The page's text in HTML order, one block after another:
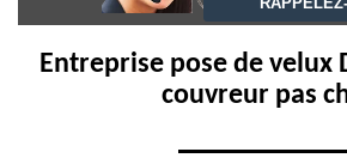
Entreprise pose de velux
couvreur pas